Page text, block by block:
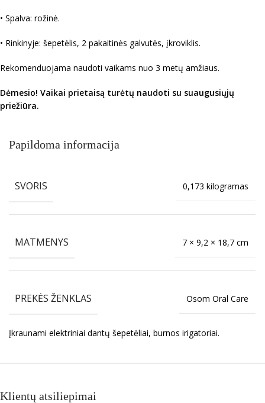
• Spalva: rožinė.
• Rinkinyje: šepetėlis, 2 pakaitinės galvutės, įkroviklis.
Rekomenduojama naudoti vaikams nuo 3 metų amžiaus.
Dėmesio! Vaikai prietaisą turėtų naudoti su suaugusiųjų
priežiūra.
Papildoma informacija
SVORIS 0,173 kilogramas
MATMENYS 7 × 9,2 × 18,7 cm
PREKĖS ŽENKLAS Osom Oral Care
Įkraunami elektriniai dantų šepetėliai, burnos irigatoriai.
Klientų atsiliepimai